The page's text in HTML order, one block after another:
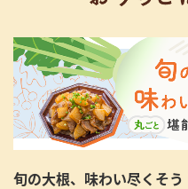
旬の大根、味わい尽くそ